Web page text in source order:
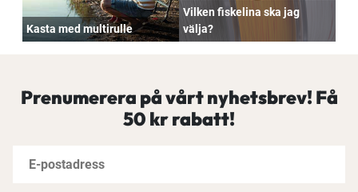
Kasta med multirulle
Vilken fiskelina ska jag
välja?
Prenumerera på vårt nyhetsbrev! Få
50 kr rabatt!